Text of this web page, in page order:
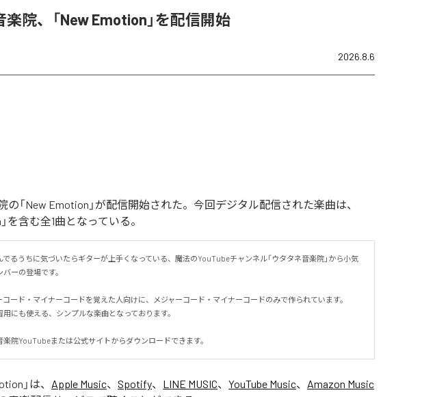
院、「New Emotion」を配信開始
2026.8.6
の「New Emotion」が配信開始された。今回デジタル配信された楽曲は、
を含む全1曲となっている。
でるうちに気づいたらギターが上手くなっている、魔法のYouTubeチャンネル「ウタタネ音楽院」から小気
ーの登場です。
コード・マイナーコードを覚えた人向けに、メジャーコード・マイナーコードのみで作られています。
にも使える、シンプルな楽曲となっております。
楽院YouTubeまたは公式サイトからダウンロードできます。
」は、 Apple Music、 Spotify、 LINE MUSIC、 YouTube Music、 Amazon Music